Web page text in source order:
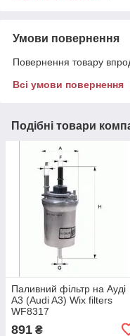
Умови повернення
Повернення товару
Всі умови повернення
Подібні товари
Паливний фільтр на Ауді
A3 (Audi A3) Wix filters
WF8317
891 ₴